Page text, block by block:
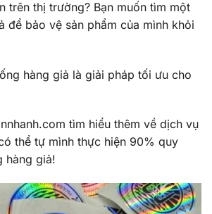
trên thị trường? Bạn muốn tìm một
để bảo vệ sản phẩm của mình khỏi
hàng giả là giải pháp tối ưu cho
tìm hiểu thêm về dịch vụ
thể tự mình thực hiện 90% quy
hàng giả!